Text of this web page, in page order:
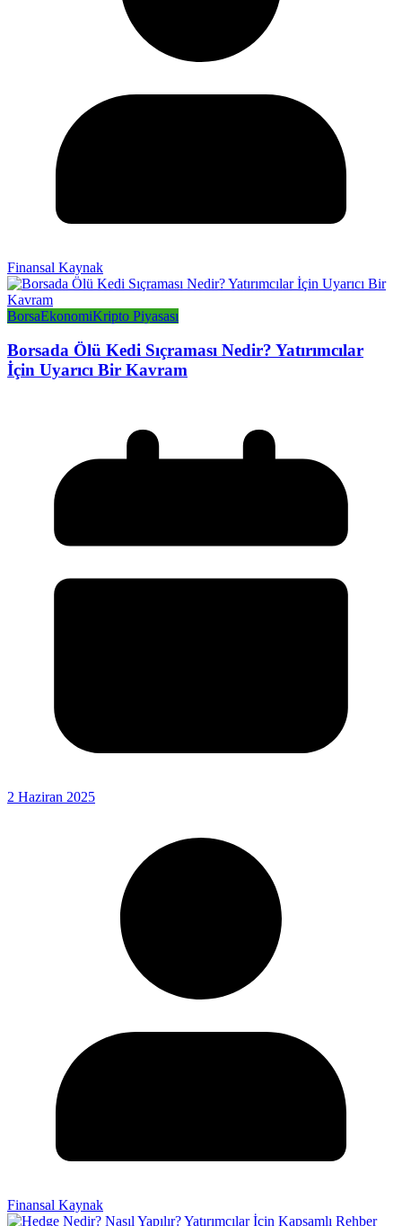
Finansal Kaynak
BorsaEkonomiKripto Piyasası
Borsada Ölü Kedi Sıçraması Nedir? Yatırımcılar
İçin Uyarıcı Bir Kavram
2 Haziran 2025
Finansal Kaynak